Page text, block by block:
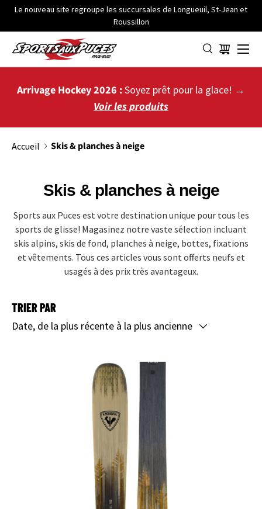
ALLER AU CONTENU
Le nouveau site regroupe les succursales de Longueuil, St-Jean et
Roussillon
Panier
Menu
Arrivage Hockey 2026 :Soyez prêt pour la glace! →
Voir les produits
Accueil Skis & planches à neige
Skis & planches à neige
Sports aux Puces est votre destination unique pour tous les
sports de glisse! Magasinez notre vaste sélection incluant
skis alpins, skis de fond, planches à neige, bottes, fixations
et vêtements. Tous ces articles vous sont offerts neufs et
usagés à des prix très avantageux.
TRIER PAR
Date, de la plus récente à la plus ancienne